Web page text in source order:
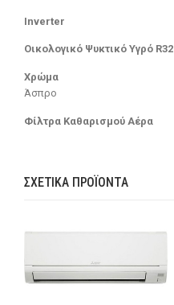
Inverter
Οικολογικό Ψυκτικό Υγρό R32
Χρώμα
Άσπρο
Φίλτρα Καθαρισμού Αέρα
ΣΧΕΤΙΚΆ ΠΡΟΪΌΝΤΑ